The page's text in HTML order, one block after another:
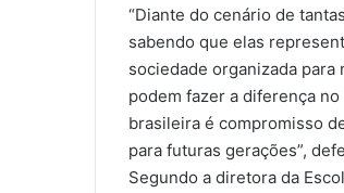
“Diante do cenário de
sabendo que elas
sociedade organizada
podem fazer a diferença
brasileira é compromisso
para futuras gerações”,
Segundo a diretora da